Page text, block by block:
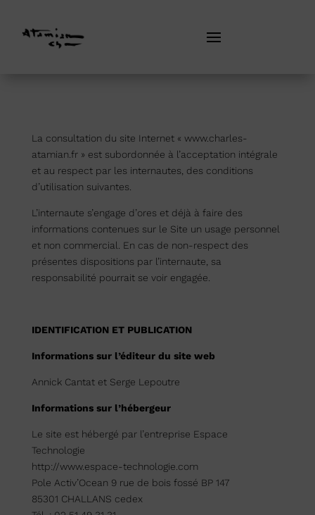
La consultation du site Internet « www.charles-
atamian.fr » est subordonnée à l’acceptation intégrale
et au respect par les internautes, des conditions
d’utilisation suivantes.
L’internaute s’engage d’ores et déjà à faire des
informations contenues sur le Site un usage personnel
et non commercial. En cas de non-respect des
présentes dispositions par l’internaute, sa
responsabilité pourrait se voir engagée.
IDENTIFICATION ET PUBLICATION
Informations sur l’éditeur du site web
Annick Cantat et Serge Lepoutre
Informations sur l’hébergeur
Le site est hébergé par l’entreprise Espace
Technologie
http://www.espace-technologie.com
Pole Activ’Ocean 9 rue de bois fossé BP 147
85301 CHALLANS cedex